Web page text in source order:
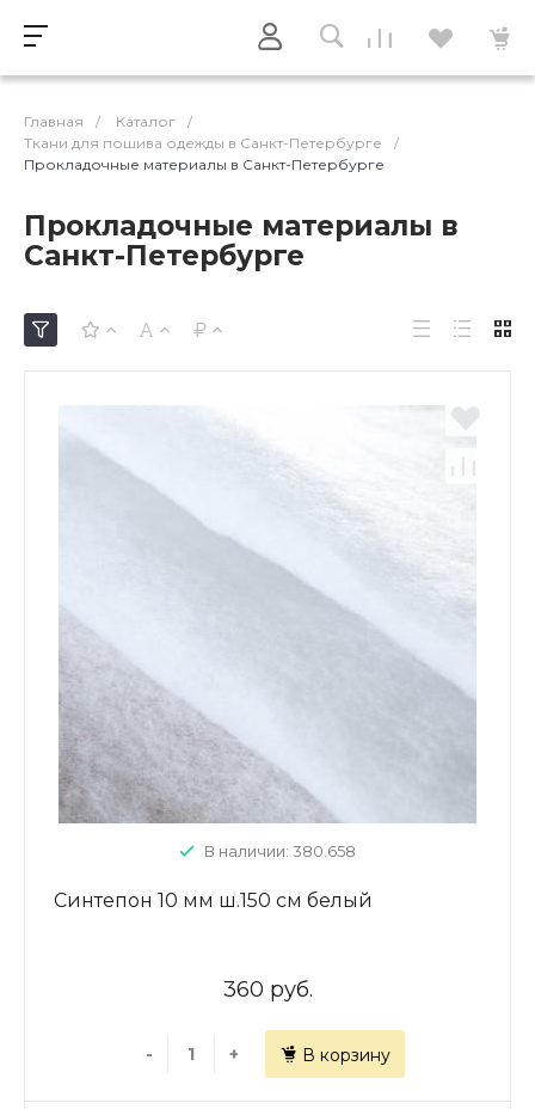
Главная / Каталог
/
Ткани для пошива одежды в Санкт-Петербурге
/
Прокладочные материалы в Санкт-Петербурге
Прокладочные материалы в
Санкт-Петербурге
В наличии: 380.658
Синтепон 10 мм ш.150 см белый
360 руб.
- + В корзину